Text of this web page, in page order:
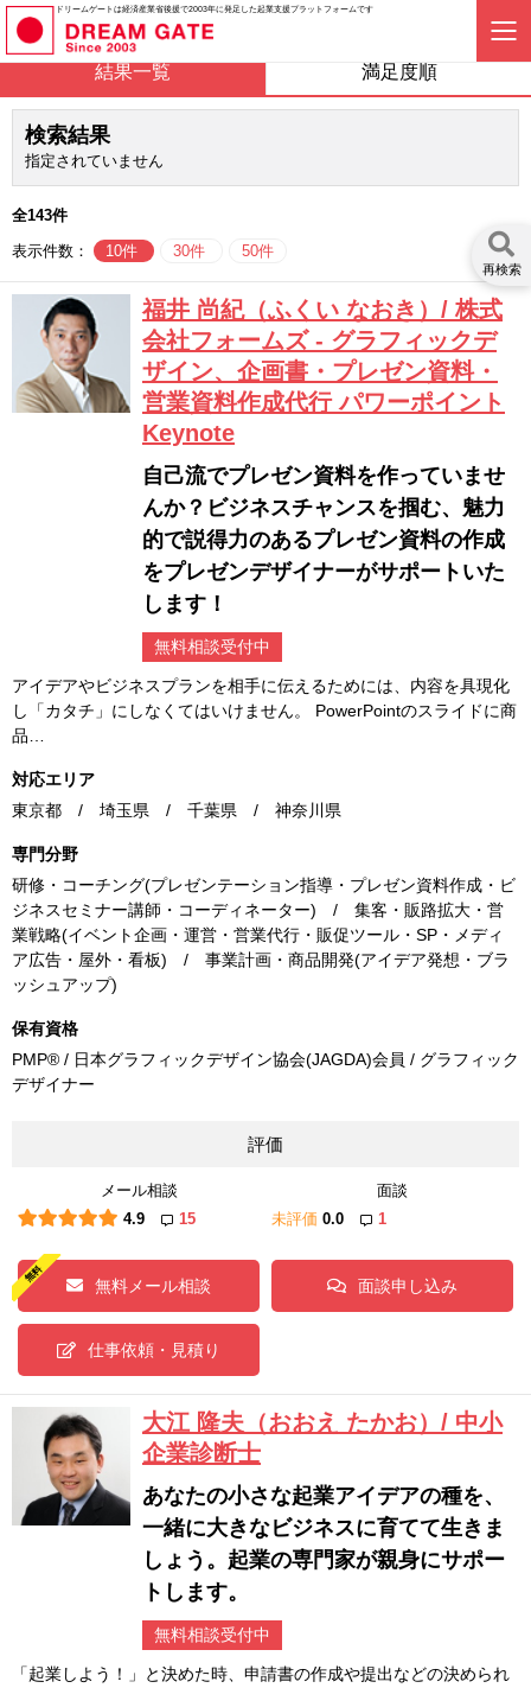
ドリームゲートは経済産業省後援で2003年に発足した起業支援プラットフォームです
結果一覧 満足度順
検索結果
指定されていません
全143件
表示件数：
10件 30件 50件
再検索
福井 尚紀（ふくい なおき）/ 株式
会社フォームズ - グラフィックデ
ザイン、企画書・プレゼン資料・
営業資料作成代行 パワーポイント
Keynote
自己流でプレゼン資料を作っていませ
んか？ビジネスチャンスを掴む、魅力
的で説得力のあるプレゼン資料の作成
をプレゼンデザイナーがサポートいた
します！
無料相談受付中
アイデアやビジネスプランを相手に伝えるためには、内容を具現化
し「カタチ」にしなくてはいけません。 PowerPointのスライドに商
品…
対応エリア
東京都 / 埼玉県 / 千葉県 / 神奈川県
専門分野
研修・コーチング(プレゼンテーション指導・プレゼン資料作成・ビ
ジネスセミナー講師・コーディネーター) / 集客・販路拡大・営
業戦略(イベント企画・運営・営業代行・販促ツール・SP・メディ
ア広告・屋外・看板) / 事業計画・商品開発(アイデア発想・ブラ
ッシュアップ)
保有資格
PMP® / 日本グラフィックデザイン協会(JAGDA)会員 / グラフィック
デザイナー
評価
メール相談
4.9
15
面談
未評価 0.0 1
無料メール相談 面談申し込み
仕事依頼・見積り
大江 隆夫（おおえ たかお）/ 中小
企業診断士
あなたの小さな起業アイデアの種を、
一緒に大きなビジネスに育てて生きま
しょう。起業の専門家が親身にサポー
トします。
無料相談受付中
「起業しよう！」と決めた時、申請書の作成や提出などの決められ